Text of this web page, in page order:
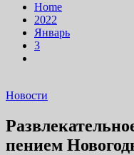
Home
2022
Январь
3
Новости
пением